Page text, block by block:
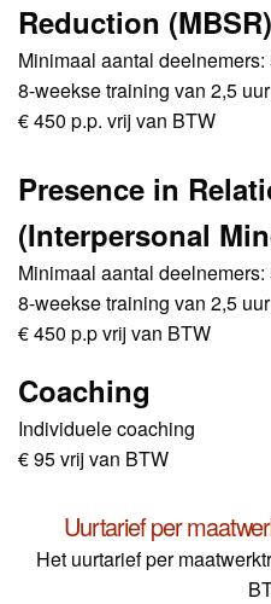
Reduction (MBSR)
Minimaal aantal deelnemers:
8-weekse training van 2,5
€ 450 p.p. vrij van BTW
Presence in
(Interpersonal
Minimaal aantal deelnemers:
8-weekse training van 2,5
€ 450 p.p vrij van BTW
Coaching
Individuele coaching
€ 95 vrij van BTW
Uurtarief per
Het uurtarief per